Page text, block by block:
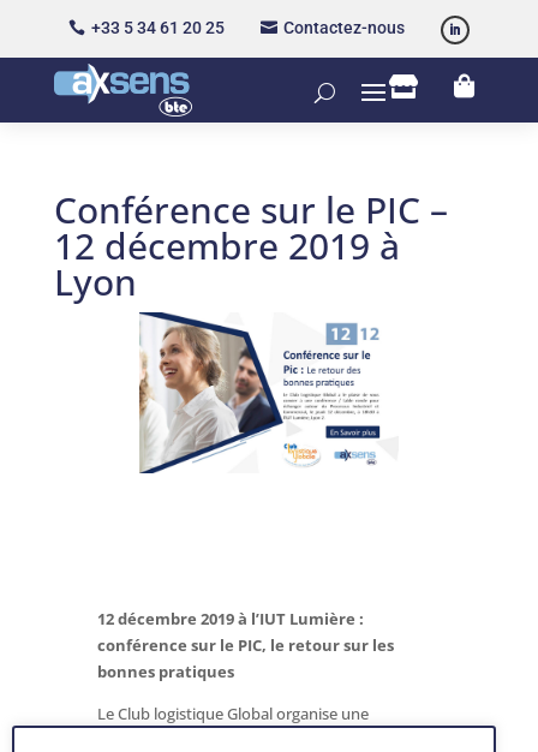
 +33 5 34 61 20 25  Contactez-nous
 
Conférence sur le PIC –
12 décembre 2019 à
Lyon
12 décembre 2019 à l’IUT Lumière :
conférence sur le PIC, le retour sur les
bonnes pratiques
Le Club logistique Global organise une